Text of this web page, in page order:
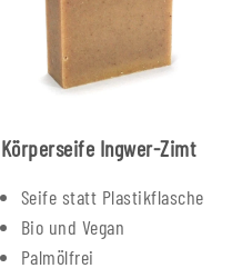
Körperseife Ingwer-Zimt
Seife statt Plastikflasche
Bio und Vegan
Palmölfrei